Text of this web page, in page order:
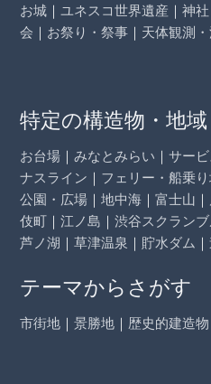
お城 ｜ ユネスコ世界遺産 ｜ 神社
会 ｜ お祭り・祭事 ｜ 天体観測
特定の構造物・地
お台場 ｜ みなとみらい ｜ サー
ナスライン ｜ フェリー・船乗
公園・広場 ｜ 地中海 ｜ 富士山 ｜
伎町 ｜ 江ノ島 ｜ 渋谷スクラン
芦ノ湖 ｜ 草津温泉 ｜ 貯水ダム ｜
テーマからさがす
市街地 ｜ 景勝地 ｜ 歴史的建造物